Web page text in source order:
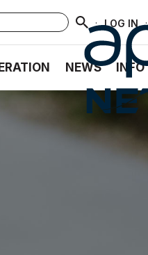
· LOG IN ·
NEWS INFO